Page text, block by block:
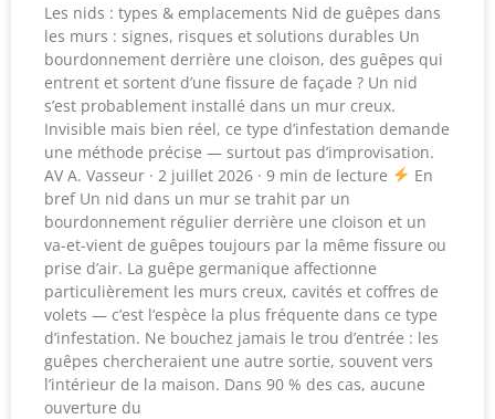
Les nids : types & emplacements Nid de guêpes dans
les murs : signes, risques et solutions durables Un
bourdonnement derrière une cloison, des guêpes qui
entrent et sortent d’une fissure de façade ? Un nid
s’est probablement installé dans un mur creux.
Invisible mais bien réel, ce type d’infestation demande
une méthode précise — surtout pas d’improvisation.
AV A. Vasseur · 2 juillet 2026 · 9 min de lecture
En
bref Un nid dans un mur se trahit par un
bourdonnement régulier derrière une cloison et un
va-et-vient de guêpes toujours par la même fissure ou
prise d’air. La guêpe germanique affectionne
particulièrement les murs creux, cavités et coffres de
volets — c’est l’espèce la plus fréquente dans ce type
d’infestation. Ne bouchez jamais le trou d’entrée : les
guêpes chercheraient une autre sortie, souvent vers
l’intérieur de la maison. Dans 90 % des cas, aucune
ouverture du